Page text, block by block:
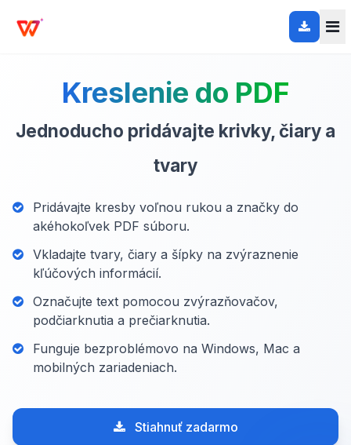
Kreslenie do PDF
Jednoducho pridávajte krivky, čiary a
tvary
Pridávajte kresby voľnou rukou a značky do
akéhokoľvek PDF súboru.
Vkladajte tvary, čiary a šípky na zvýraznenie
kľúčových informácií.
Označujte text pomocou zvýrazňovačov,
podčiarknutia a prečiarknutia.
Funguje bezproblémovo na Windows, Mac a
mobilných zariadeniach.
Stiahnuť zadarmo